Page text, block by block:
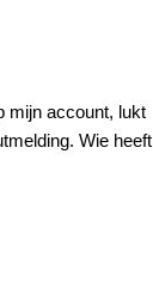
mijn account, lukt
Wie heeft